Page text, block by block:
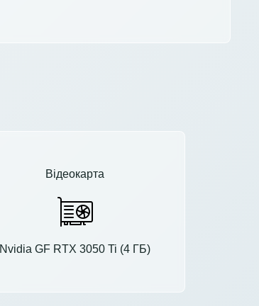
Відеокарта
Nvidia GF RTX 3050 Ti (4 ГБ)